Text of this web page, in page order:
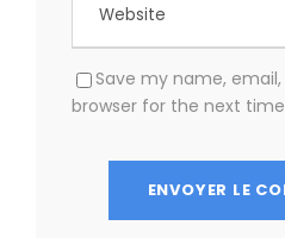
Save my name,
browser for the next